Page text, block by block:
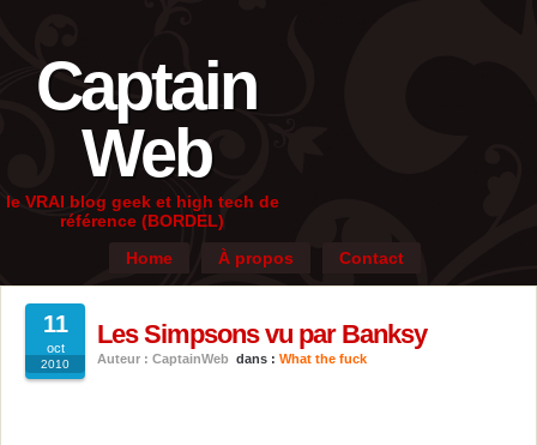
Captain
Web
le VRAI blog geek et high tech de
référence (BORDEL)
Home
À propos Contact
11
oct
2010
Les Simpsons vu par Banksy
Auteur : CaptainWeb dans : What the fuck